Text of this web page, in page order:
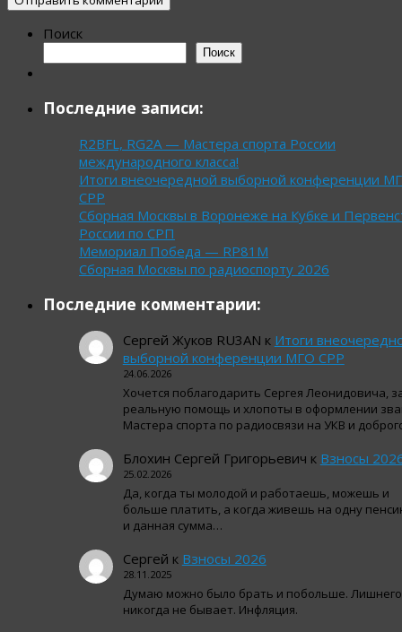
Поиск
Поиск
Последние записи:
R2BFL, RG2A — Мастера спорта России
международного класса!
Итоги внеочередной выборной конференции
СРР
Сборная Москвы в Воронеже на Кубке и
России по СРП
Мемориал Победа — RP81M
Сборная Москвы по радиоспорту 2026
Последние комментарии:
Сергей Жуков RU3AN к Итоги
выборной конференции МГО СРР
24.06.2026
Хочется поблагодарить Сергея Леонидовича,
реальную помощь и хлопоты в оформлении
Мастера спорта по радиосвязи на УКВ и
Блохин Сергей Григорьевич к Взносы
25.02.2026
Да, когда ты молодой и работаешь, можешь и
больше платить, а когда живешь на одну
и данная сумма…
Сергей к Взносы 2026
28.11.2025
Думаю можно было брать и побольше. Лишнего
никогда не бывает. Инфляция.